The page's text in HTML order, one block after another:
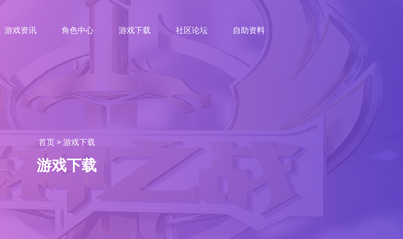
游戏资讯 角色中心 游戏下载 社区论坛 自助资料
首页> 游戏下载
游戏下载